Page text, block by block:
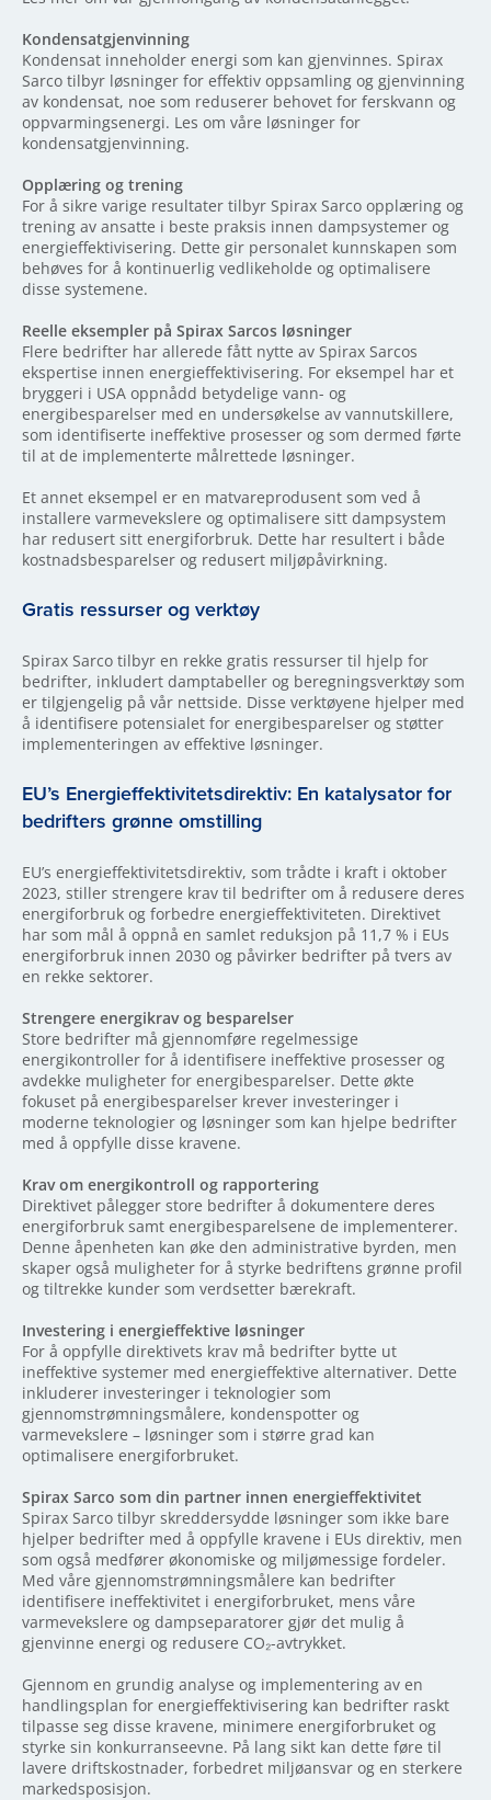
Kondensatgjenvinning
Kondensat inneholder energi som kan gjenvinnes. Spirax
Sarco tilbyr løsninger for effektiv oppsamling og gjenvinning
av kondensat, noe som reduserer behovet for ferskvann og
oppvarmingsenergi. Les om våre løsninger for
kondensatgjenvinning.
Opplæring og trening
For å sikre varige resultater tilbyr Spirax Sarco opplæring og
trening av ansatte i beste praksis innen dampsystemer og
energieffektivisering. Dette gir personalet kunnskapen som
behøves for å kontinuerlig vedlikeholde og optimalisere
disse systemene.
Reelle eksempler på Spirax Sarcos løsninger
Flere bedrifter har allerede fått nytte av Spirax Sarcos
ekspertise innen energieffektivisering. For eksempel har et
bryggeri i USA oppnådd betydelige vann- og
energibesparelser med en undersøkelse av vannutskillere,
som identifiserte ineffektive prosesser og som dermed førte
til at de implementerte målrettede løsninger.
Et annet eksempel er en matvareprodusent som ved å
installere varmevekslere og optimalisere sitt dampsystem
har redusert sitt energiforbruk. Dette har resultert i både
kostnadsbesparelser og redusert miljøpåvirkning.
Gratis ressurser og verktøy
Spirax Sarco tilbyr en rekke gratis ressurser til hjelp for
bedrifter, inkludert damptabeller og beregningsverktøy som
er tilgjengelig på vår nettside. Disse verktøyene hjelper med
å identifisere potensialet for energibesparelser og støtter
implementeringen av effektive løsninger.
EU’s Energieffektivitetsdirektiv: En katalysator for
bedrifters grønne omstilling
EU’s energieffektivitetsdirektiv, som trådte i kraft i oktober
2023, stiller strengere krav til bedrifter om å redusere deres
energiforbruk og forbedre energieffektiviteten. Direktivet
har som mål å oppnå en samlet reduksjon på 11,7 % i EUs
energiforbruk innen 2030 og påvirker bedrifter på tvers av
en rekke sektorer.
Strengere energikrav og besparelser
Store bedrifter må gjennomføre regelmessige
energikontroller for å identifisere ineffektive prosesser og
avdekke muligheter for energibesparelser. Dette økte
fokuset på energibesparelser krever investeringer i
moderne teknologier og løsninger som kan hjelpe bedrifter
med å oppfylle disse kravene.
Krav om energikontroll og rapportering
Direktivet pålegger store bedrifter å dokumentere deres
energiforbruk samt energibesparelsene de implementerer.
Denne åpenheten kan øke den administrative byrden, men
skaper også muligheter for å styrke bedriftens grønne profil
og tiltrekke kunder som verdsetter bærekraft.
Investering i energieffektive løsninger
For å oppfylle direktivets krav må bedrifter bytte ut
ineffektive systemer med energieffektive alternativer. Dette
inkluderer investeringer i teknologier som
gjennomstrømningsmålere, kondenspotter og
varmevekslere – løsninger som i større grad kan
optimalisere energiforbruket.
Spirax Sarco som din partner innen energieffektivitet
Spirax Sarco tilbyr skreddersydde løsninger som ikke bare
hjelper bedrifter med å oppfylle kravene i EUs direktiv, men
som også medfører økonomiske og miljømessige fordeler.
Med våre gjennomstrømningsmålere kan bedrifter
identifisere ineffektivitet i energiforbruket, mens våre
varmevekslere og dampseparatorer gjør det mulig å
gjenvinne energi og redusere CO₂-avtrykket.
Gjennom en grundig analyse og implementering av en
handlingsplan for energieffektivisering kan bedrifter raskt
tilpasse seg disse kravene, minimere energiforbruket og
styrke sin konkurranseevne. På lang sikt kan dette føre til
lavere driftskostnader, forbedret miljøansvar og en sterkere
markedsposisjon.